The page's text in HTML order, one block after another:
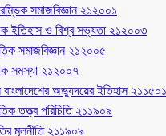
সমাজবিজ্ঞান ২১২০০১
ইতিহাস ও বিশ্ব সভ্যতা ২১২০০৩
সমাজবিজ্ঞান ২১২০০৫
সমস্যা ২১২০০৭
বাংলাদেশের অভ্যুদয়ের ইতিহাস ২১১৫০১
তত্ত্ব পরিচিতি ২১১৯০৯
মূলনীতি ২১১৯০৯